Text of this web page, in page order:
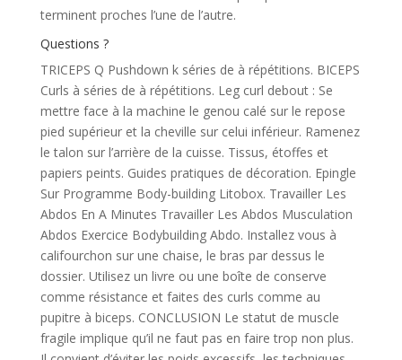
terminent proches l’une de l’autre.
Questions ?
TRICEPS Q Pushdown k séries de à répétitions. BICEPS
Curls à séries de à répétitions. Leg curl debout : Se
mettre face à la machine le genou calé sur le repose
pied supérieur et la cheville sur celui inférieur. Ramenez
le talon sur l’arrière de la cuisse. Tissus, étoffes et
papiers peints. Guides pratiques de décoration. Epingle
Sur Programme Body-building Litobox. Travailler Les
Abdos En A Minutes Travailler Les Abdos Musculation
Abdos Exercice Bodybuilding Abdo. Installez vous à
califourchon sur une chaise, le bras par dessus le
dossier. Utilisez un livre ou une boîte de conserve
comme résistance et faites des curls comme au
pupitre à biceps. CONCLUSION Le statut de muscle
fragile implique qu’il ne faut pas en faire trop non plus.